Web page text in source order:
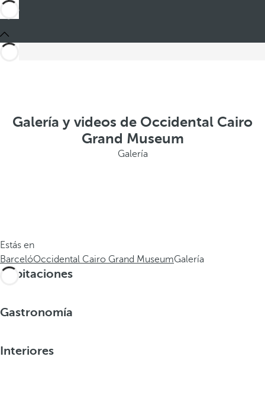
Galería y videos de Occidental Cairo
Grand Museum
Galería
Estás en
BarcelóOccidental Cairo Grand MuseumGalería
Habitaciones
Gastronomía
Interiores